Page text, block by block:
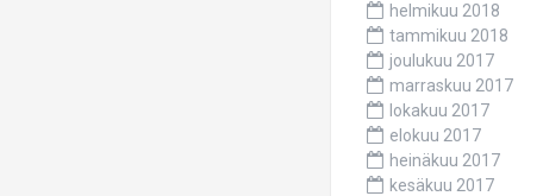
helmikuu 2018
tammikuu 2018
joulukuu 2017
marraskuu 2017
lokakuu 2017
elokuu 2017
heinäkuu 2017
kesäkuu 2017